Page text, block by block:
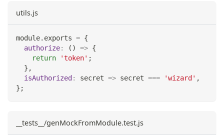
utils.js
module. exports = {
authorize: ( ) => {
return
'token' ;
} ,
isAuthorized : secret => secret === 'wizard' ,
} ;
__tests__/genMockFromModule.test.js